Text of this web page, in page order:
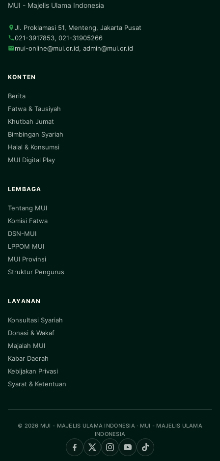
MUI - Majelis Ulama Indonesia
Jl. Proklamasi 51, Menteng, Jakarta Pusat
021-3917853, 021-31905266
mui-online@mui.or.id, admin@mui.or.id
KONTEN
Berita
Fatwa & Tausiyah
Khutbah Jumat
Bimbingan Syariah
Halal & Konsumsi
MUI Digital Play
LEMBAGA
Tentang MUI
Komisi Fatwa
DSN-MUI
LPPOM MUI
MUI Provinsi
Struktur Pengurus
LAYANAN
Konsultasi Syariah
Donasi & Wakaf
Majalah MUI
Kabar Daerah
Kebijakan Privasi
Syarat & Ketentuan
© 2026 MUI - MAJELIS ULAMA INDONESIA · MUI - MAJELIS ULAMA
INDONESIA